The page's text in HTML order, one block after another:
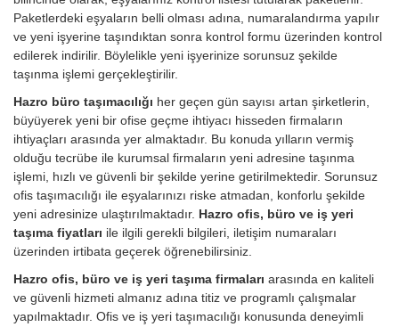
Paketlerdeki eşyaların belli olması adına, numaralandırma yapılır
ve yeni işyerine taşındıktan sonra kontrol formu üzerinden kontrol
edilerek indirilir. Böylelikle yeni işyerinize sorunsuz şekilde
taşınma işlemi gerçekleştirilir.
Hazro büro taşımacılığı her geçen gün sayısı artan şirketlerin,
büyüyerek yeni bir ofise geçme ihtiyacı hisseden firmaların
ihtiyaçları arasında yer almaktadır. Bu konuda yılların vermiş
olduğu tecrübe ile kurumsal firmaların yeni adresine taşınma
işlemi, hızlı ve güvenli bir şekilde yerine getirilmektedir. Sorunsuz
ofis taşımacılığı ile eşyalarınızı riske atmadan, konforlu şekilde
yeni adresinize ulaştırılmaktadır. Hazro ofis, büro ve iş yeri
taşıma fiyatları ile ilgili gerekli bilgileri, iletişim numaraları
üzerinden irtibata geçerek öğrenebilirsiniz.
Hazro ofis, büro ve iş yeri taşıma firmaları arasında en kaliteli
ve güvenli hizmeti almanız adına titiz ve programlı çalışmalar
yapılmaktadır. Ofis ve iş yeri taşımacılığı konusunda deneyimli